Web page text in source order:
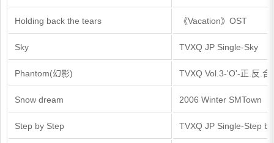
Holding back the tears 《Vacation》OST
Sky TVXQ JP Single-Sky
Phantom(幻影) TVXQ Vol.3-'O'-正.反.合
Snow dream 2006 Winter SMTown
Step by Step TVXQ JP Single-Step